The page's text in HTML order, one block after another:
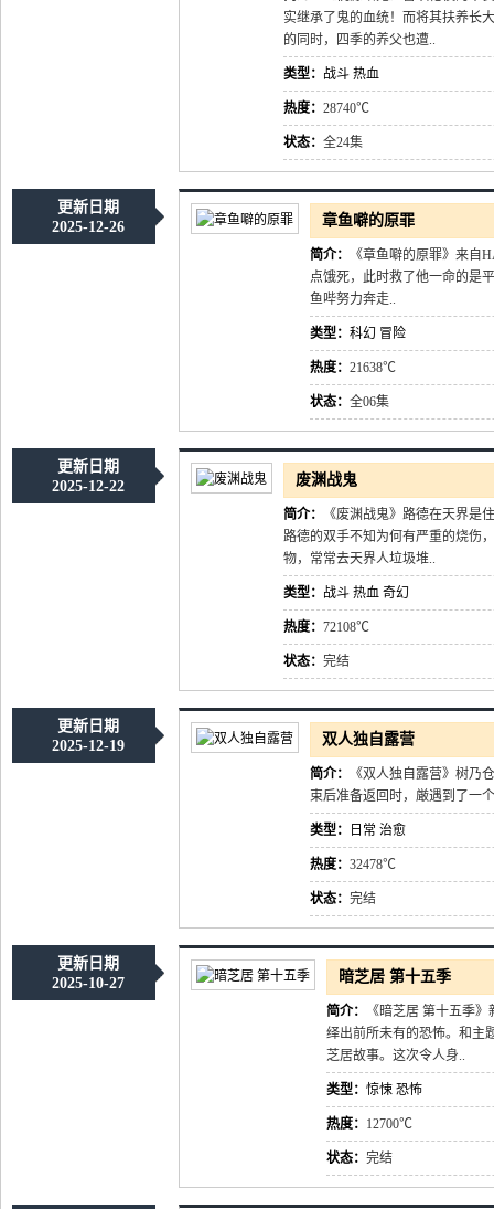
实继承了鬼的血统！而将其扶养长
的同时，四季的养父也遭..
类型： 战斗 热血
热度： 28740℃
状态： 全24集
更新日期
2025-12-26
章鱼噼的原罪
简介：
《章鱼噼的原罪》来自
点饿死，此时救了他一命的是
鱼哔努力奔走..
类型： 科幻 冒险
热度： 21638℃
状态： 全06集
更新日期
2025-12-22
废渊战鬼
简介：
《废渊战鬼》路德在天界是
路德的双手不知为何有严重的烧伤
物，常常去天界人垃圾堆..
类型： 战斗 热血 奇幻
热度： 72108℃
状态： 完结
更新日期
2025-12-19
双人独自露营
简介：
《双人独自露营》树
束后准备返回时，厳遇到了
类型： 日常 治愈
热度： 32478℃
状态： 完结
更新日期
2025-10-27
暗芝居 第十五季
简介：
《暗芝居 第十五季
绎出前所未有的恐怖。和
芝居故事。这次令人身..
类型： 惊悚 恐怖
热度： 12700℃
状态： 完结